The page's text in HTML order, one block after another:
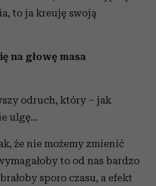
to ja kreuję swoją
na głowę masa
odruch, który – jak
ulgę…
że nie możemy zmienić
to od nas bardzo
sporo czasu, a efekt